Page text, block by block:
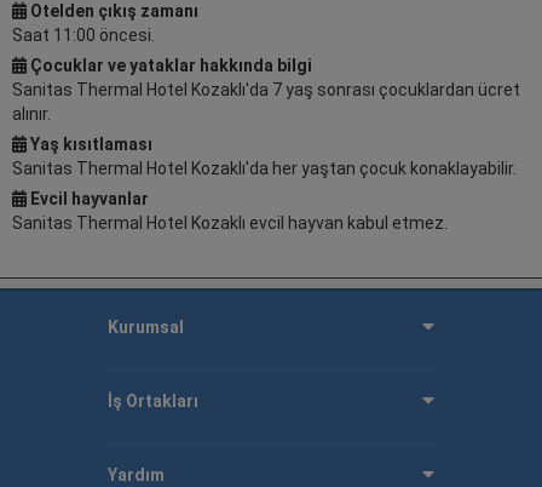
Otelden çıkış zamanı
Saat 11:00 öncesi.
Çocuklar ve yataklar hakkında bilgi
Sanitas Thermal Hotel Kozaklı'da 7 yaş sonrası çocuklardan ücret
alınır.
Yaş kısıtlaması
Sanitas Thermal Hotel Kozaklı'da her yaştan çocuk konaklayabilir.
Evcil hayvanlar
Sanitas Thermal Hotel Kozaklı evcil hayvan kabul etmez.
Kurumsal
İş Ortakları
Yardım